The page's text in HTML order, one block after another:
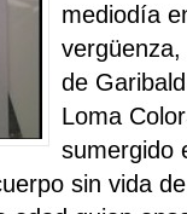
mediodía
de
Loma
sumergido
sin vida